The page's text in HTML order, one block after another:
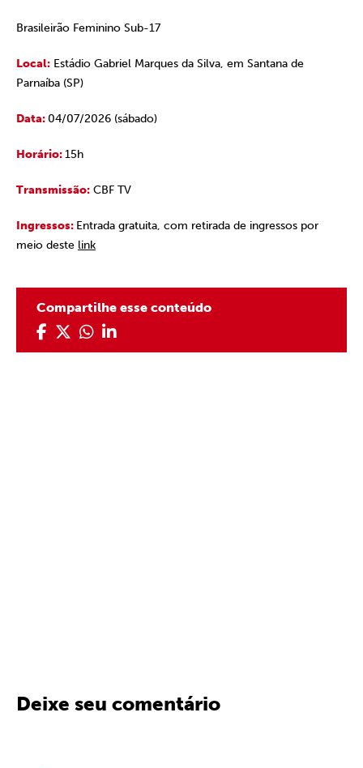
Brasileirão Feminino Sub-17
Local: Estádio Gabriel Marques da Silva, em Santana de
Parnaíba (SP)
Data:04/07/2026 (sábado)
Horário:15h
Transmissão: CBF TV
Ingressos: Entrada gratuita, com retirada de ingressos por
meio deste link
Compartilhe esse conteúdo
Deixe seu comentário